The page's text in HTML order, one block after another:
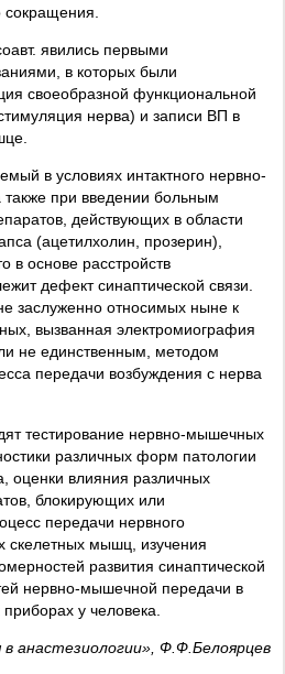
явились первыми
в которых были
своеобразной функциональной
нерва) и записи ВП в
в условиях интактного нервно-
при введении больным
действующих в области
(ацетилхолин, прозерин),
в основе расстройств
дефект синаптической связи.
заслуженно относимых ныне к
вызванная электромиография
не единственным, методом
передачи возбуждения с нерва
тестирование нервно-мышечных
различных форм патологии
оценки влияния различных
блокирующих или
передачи нервного
скелетных мышц, изучения
развития синаптической
нервно-мышечной передачи в
у человека.
анастезиологии», Ф.Ф.Белоярцев